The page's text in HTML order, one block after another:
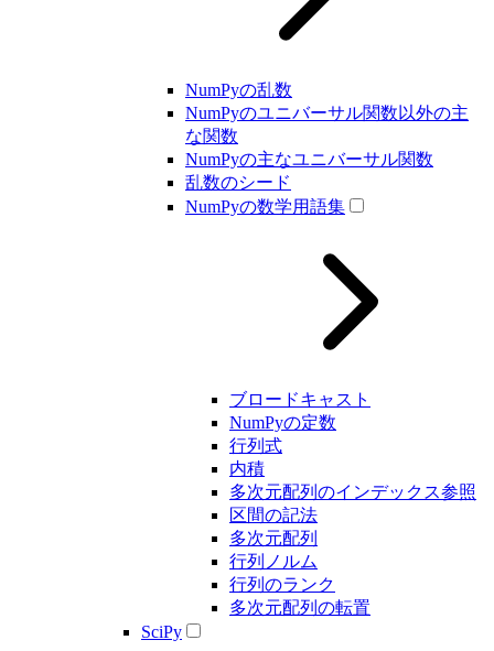
NumPyの乱数
NumPyのユニバーサル関数以外の主
な関数
NumPyの主なユニバーサル関数
乱数のシード
NumPyの数学用語集
ブロードキャスト
NumPyの定数
行列式
内積
多次元配列のインデックス参照
区間の記法
多次元配列
行列ノルム
行列のランク
多次元配列の転置
SciPy